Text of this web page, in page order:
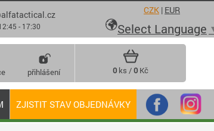
ZJISTIT STAV OBJEDNÁVKY
přihlášení 0 ks /0 Kč
- 17:30
CZK | EUR
Select Language